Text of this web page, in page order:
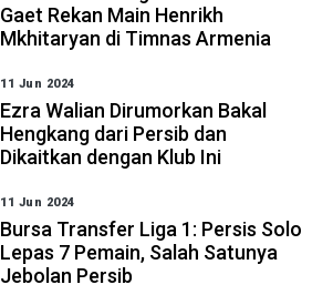
Gaet Rekan Main Henrikh
Mkhitaryan di Timnas Armenia
11 Jun 2024
Ezra Walian Dirumorkan Bakal
Hengkang dari Persib dan
Dikaitkan dengan Klub Ini
11 Jun 2024
Bursa Transfer Liga 1: Persis Solo
Lepas 7 Pemain, Salah Satunya
Jebolan Persib